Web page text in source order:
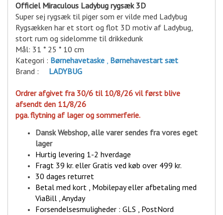
Officiel Miraculous Ladybug rygsæk 3D
Super sej rygsæk til piger som er vilde med Ladybug
Rygsækken har et stort og flot 3D motiv af Ladybug,
stort rum og sidelomme til drikkedunk
Mål: 31 * 25 * 10 cm
Kategori : Børnehavetaske , Børnehavestart sæt
Brand : LADYBUG
Ordrer afgivet fra 30/6 til 10/8/26 vil først blive
afsendt den 11/8/26
pga. flytning af lager og sommerferie.
Dansk Webshop, alle varer sendes fra vores eget
lager
Hurtig levering 1-2 hverdage
Fragt 39 kr. eller Gratis ved køb over 499 kr.
30 dages returret
Betal med kort , Mobilepay eller afbetaling med
ViaBill , Anyday
Forsendelsesmuligheder : GLS , PostNord